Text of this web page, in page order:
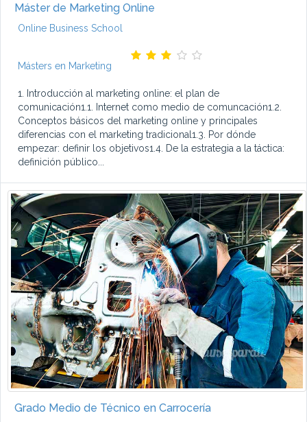
Máster de Marketing Online
Online Business School
Másters en Marketing
1. Introducción al marketing online: el plan de
comunicación1.1. Internet como medio de comuncación1.2.
Conceptos básicos del marketing online y principales
diferencias con el marketing tradicional1.3. Por dónde
empezar: definir los objetivos1.4. De la estrategia a la táctica:
definición público...
Grado Medio de Técnico en Carrocería